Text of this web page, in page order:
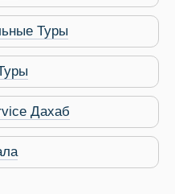
Виза в Индию
Туры
Дахаб